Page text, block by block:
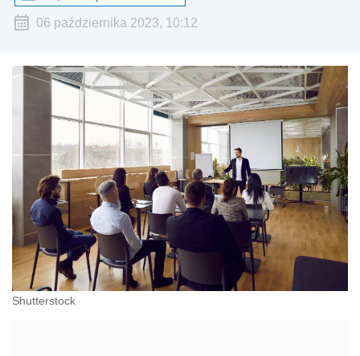
06 października 2023, 10:12
Shutterstock